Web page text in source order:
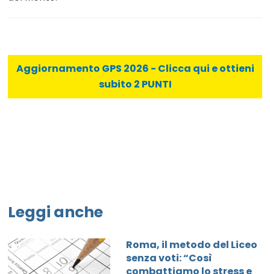
Aggiornamento GPS 2026 - Clicca qui e ottieni
subito 2 PUNTI
Leggi anche
Roma, il metodo del Liceo
senza voti: “Così